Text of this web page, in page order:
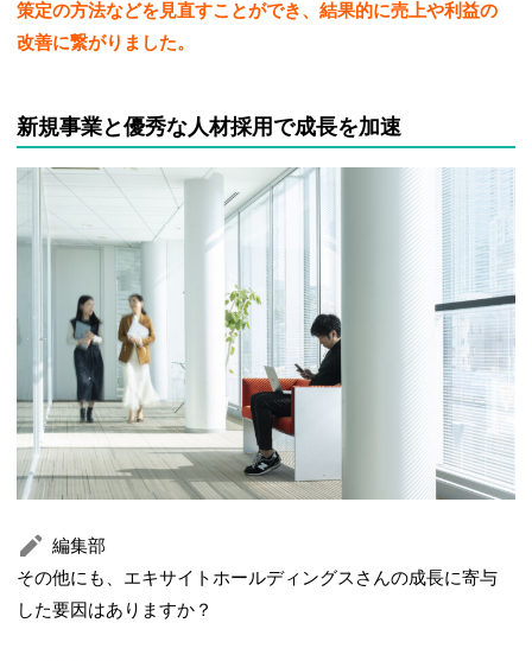
策定の方法などを見直すことができ、結果的に売上や利益の
改善に繋がりました。
新規事業と優秀な人材採用で成長を加速
編集部
その他にも、エキサイトホールディングスさんの成長に寄与
した要因はありますか？